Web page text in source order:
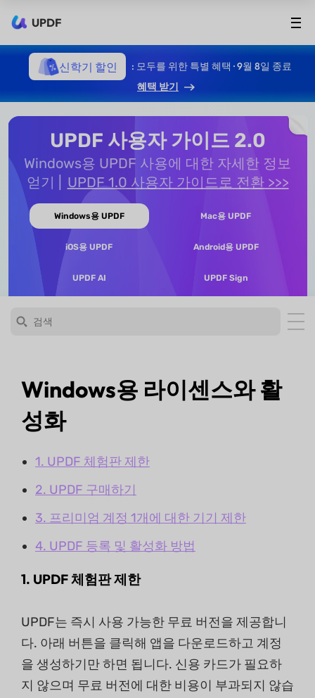
UPDF
신학기 할인
: 모두를 위한 특별 혜택 · 9월 8일 종료
혜택 받기
UPDF 사용자 가이드 2.0
Windows용 UPDF 사용에 대한 자세한 정보
얻기
UPDF 1.0 사용자 가이드로 전환 >>>
Windows용 UPDF Mac용 UPDF
iOS용 UPDF Android용 UPDF
UPDF AI UPDF Sign
Windows용 라이센스와 활
성화
1. UPDF 체험판 제한
2. UPDF 구매하기
3. 프리미엄 계정 1개에 대한 기기 제한
4. UPDF 등록 및 활성화 방법
1. UPDF 체험판 제한
UPDF는 즉시 사용 가능한 무료 버전을 제공합니
다. 아래 버튼을 클릭해 앱을 다운로드하고 계정
을 생성하기만 하면 됩니다. 신용 카드가 필요하
지 않으며 무료 버전에 대한 비용이 부과되지 않습